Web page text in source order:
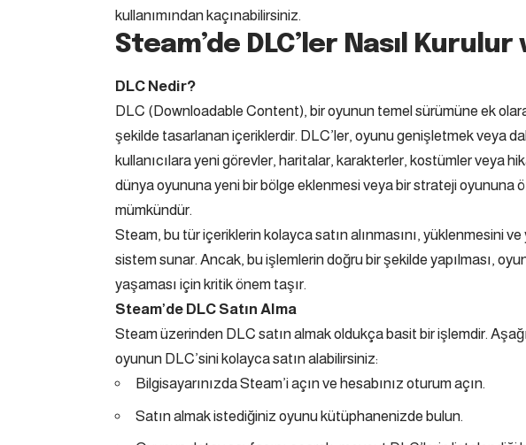
kullanımından kaçınabilirsiniz.
Steam’de DLC’ler Nasıl
DLC Nedir?
DLC (Downloadable Content), bir oyunun temel sürümüne ek
şekilde tasarlanan içeriklerdir. DLC’ler, oyunu genişletmek veya
kullanıcılara yeni görevler, haritalar, karakterler, kostümler veya
dünya oyununa yeni bir bölge eklenmesi veya bir strateji oyununa
mümkündür.
Steam, bu tür içeriklerin kolayca satın alınmasını, yüklenmesini
sistem sunar. Ancak, bu işlemlerin doğru bir şekilde yapılması,
yaşaması için kritik önem taşır.
Steam’de DLC Satın Alma
Steam üzerinden DLC satın almak oldukça basit bir işlemdir.
oyunun DLC’sini kolayca satın alabilirsiniz:
Bilgisayarınızda Steam’i açın ve hesabınız oturum açın.
Satın almak istediğiniz oyunu kütüphanenizde bulun.